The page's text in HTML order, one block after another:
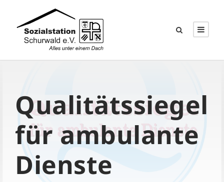
Qualitätssiegel
für ambulante
Dienste